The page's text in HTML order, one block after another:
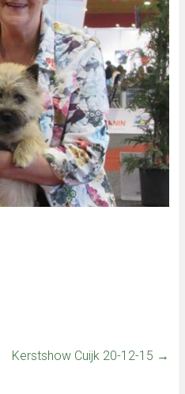
Kerstshow Cuijk 20-12-15 →